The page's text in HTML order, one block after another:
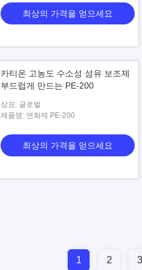
최상의 가격을 얻으세요
카티온 고농도 수소성 섬유 보조제
부드럽게 만드는 PE-200
상표: 글로벌
제품명: 연화제 PE-200
최상의 가격을 얻으세요
1 2 3